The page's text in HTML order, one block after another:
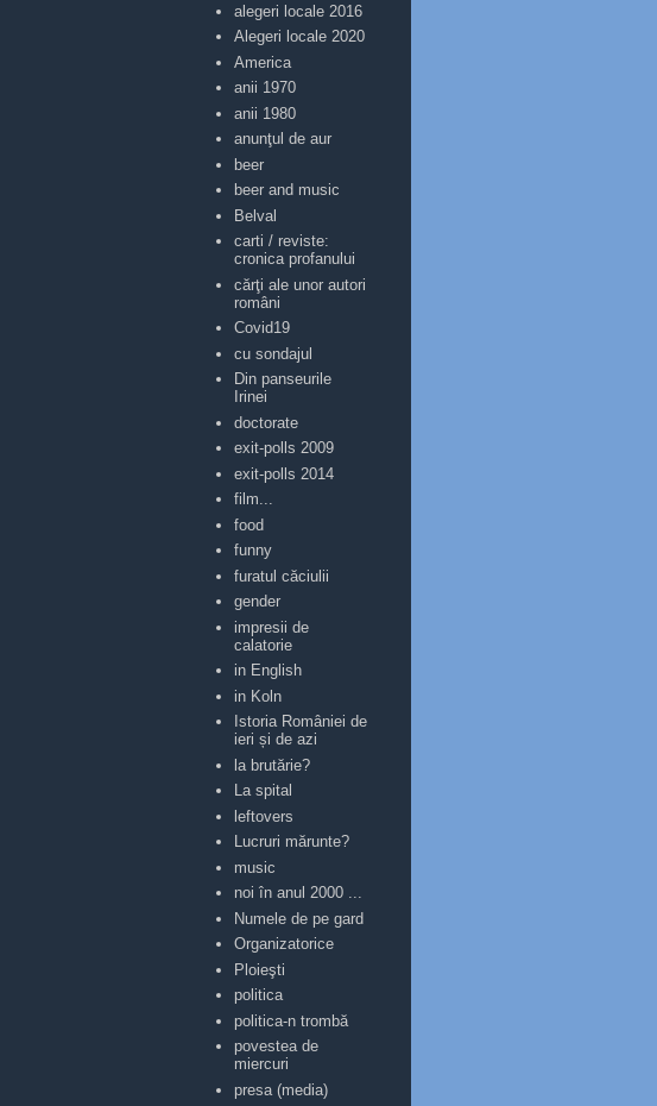
alegeri locale 2016
Alegeri locale 2020
America
anii 1970
anii 1980
anunţul de aur
beer
beer and music
Belval
carti / reviste:
cronica profanului
cărţi ale unor autori
români
Covid19
cu sondajul
Din panseurile
Irinei
doctorate
exit-polls 2009
exit-polls 2014
film...
food
funny
furatul căciulii
gender
impresii de
calatorie
in English
in Koln
Istoria României de
ieri și de azi
la brutărie?
La spital
leftovers
Lucruri mărunte?
music
noi în anul 2000 ...
Numele de pe gard
Organizatorice
Ploieşti
politica
politica-n trombă
povestea de
miercuri
presa (media)